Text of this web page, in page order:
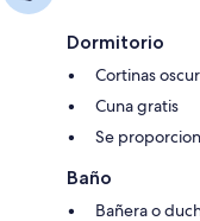
Dormitorio
Cortinas
Cuna gratis
Se
Baño
Bañera o